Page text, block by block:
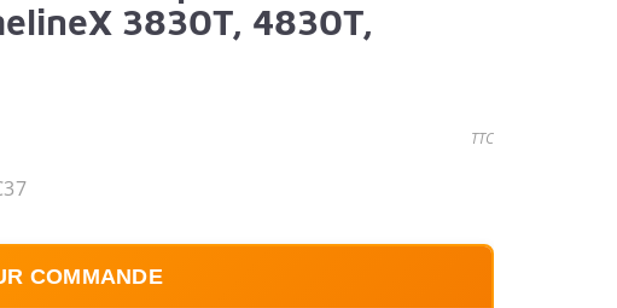
3830T, 4830T,
TTC
COMMANDE